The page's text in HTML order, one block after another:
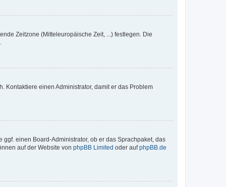
Zeitzone (Mitteleuropäische Zeit, ...) festlegen. Die
Kontaktiere einen Administrator, damit er das Problem
einen Board-Administrator, ob er das Sprachpaket, das
auf der Website von phpBB Limited oder aufphpBB.de